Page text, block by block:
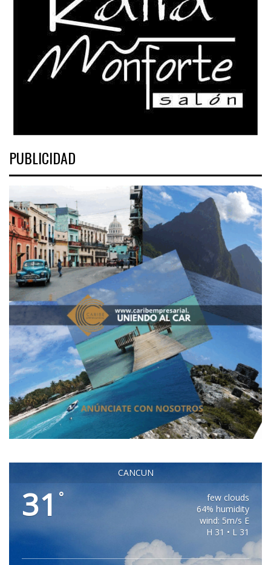
PUBLICIDAD
CANCUN
31 °
few clouds
64% humidity
wind: 5m/s E
H 31 • L 31